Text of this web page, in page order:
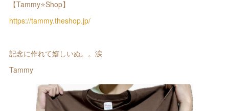
【Tammy⭐️Shop】
https://tammy.theshop.jp/
記念に作れて嬉しいぬ。。涙
Tammy